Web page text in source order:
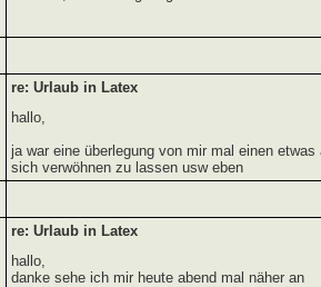
re: Urlaub in Latex
hallo,
ja war eine überlegung von mir mal einen
sich verwöhnen zu lassen usw eben
re: Urlaub in Latex
hallo,
danke sehe ich mir heute abend mal näher an